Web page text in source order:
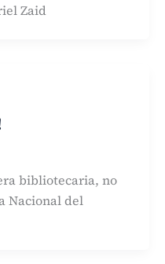
Zaid
bibliotecaria, no
Nacional del